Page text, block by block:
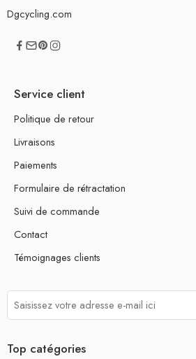
Dgcycling.com
Service client
Politique de retour
Livraisons
Paiements
Formulaire de rétractation
Suivi de commande
Contact
Témoignages clients
Top catégories